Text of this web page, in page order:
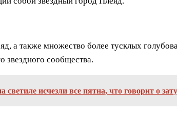
а также множество более тусклых
звездного сообщества.
светиле исчезли все пятна, что говорит о